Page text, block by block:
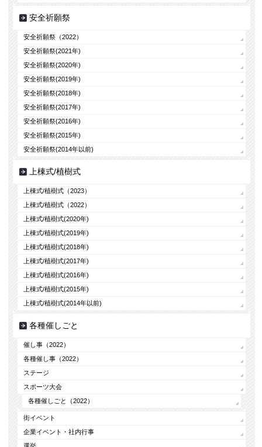
安全祈願祭
安全祈願祭（2022）
安全祈願祭(2021年)
安全祈願祭(2020年)
安全祈願祭(2019年)
安全祈願祭(2018年)
安全祈願祭(2017年)
安全祈願祭(2016年)
安全祈願祭(2015年)
安全祈願祭(2014年以前)
上棟式/植樹式
上棟式/植樹式（2023）
上棟式/植樹式（2022）
上棟式/植樹式(2020年)
上棟式/植樹式(2019年)
上棟式/植樹式(2018年)
上棟式/植樹式(2017年)
上棟式/植樹式(2016年)
上棟式/植樹式(2015年)
上棟式/植樹式(2014年以前)
各種催しごと
催し事（2022）
各種催し事（2022）
ステージ
スポーツ大会
各種催しごと（2022）
街イベント
企業イベント・社内行事